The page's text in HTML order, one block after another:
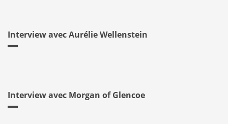
Interview avec Aurélie Wellenstein
Interview avec Morgan of Glencoe